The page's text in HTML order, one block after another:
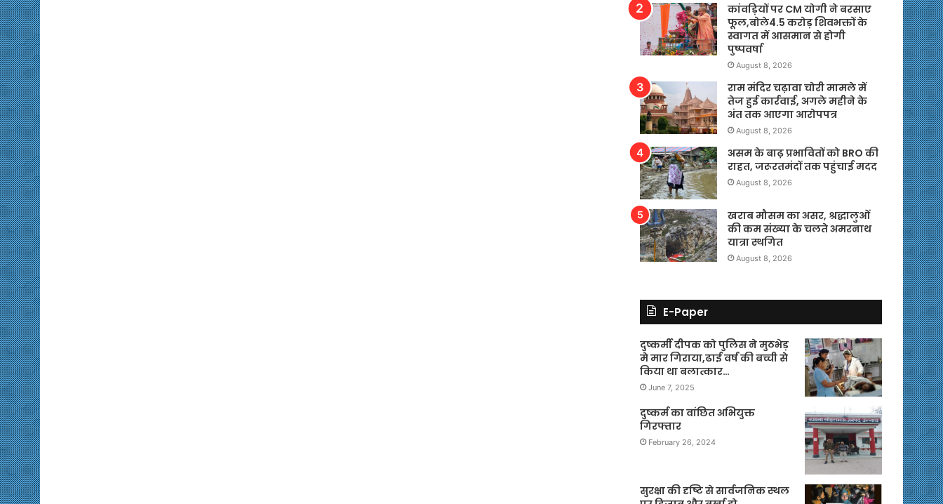
कांवड़ियों पर CM योगी ने बरसाए
फूल,बोले4.5 करोड़ शिवभक्तों के
स्वागत में आसमान से होगी
पुष्पवर्षा
August 8, 2026
राम मंदिर चढ़ावा चोरी मामले में
तेज हुई कार्रवाई, अगले महीने के
अंत तक आएगा आरोपपत्र
August 8, 2026
असम के बाढ़ प्रभावितों को BRO की
राहत, जरूरतमंदों तक पहुंचाई मदद
August 8, 2026
खराब मौसम का असर, श्रद्धालुओं
की कम संख्या के चलते अमरनाथ
यात्रा स्थगित
August 8, 2026
E-Paper
दुष्कर्मी दीपक को पुलिस ने मुठभेड़
मे मार गिराया,ढाई वर्ष की बच्ची से
किया था बलात्कार…
June 7, 2025
दुष्कर्म का वांछित अभियुक्त
गिरफ्तार
February 26, 2024
सुरक्षा की दृष्टि से सार्वजनिक स्थल